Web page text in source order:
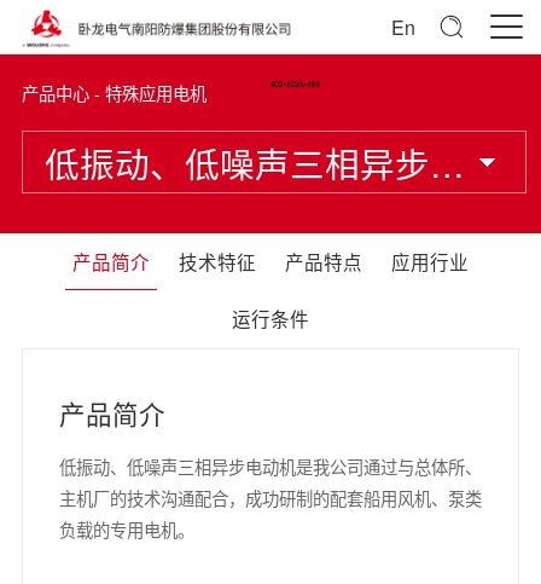
En
产品中心 - 特殊应用电机
低振动、低噪声三相异步电
动机
产品简介 技术特征 产品特点 应用行业
运行条件
产品简介
低振动、低噪声三相异步电动机是我公司通过与总体所、
主机厂的技术沟通配合，成功研制的配套船用风机、泵类
负载的专用电机。